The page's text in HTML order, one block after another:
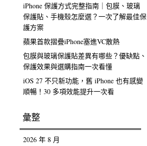
iPhone 保護方式完整指南｜包膜、玻璃
保護貼、手機殼怎麼選？一次了解最佳保
護方案
蘋果首款摺疊iPhone塞進VC散熱
包膜與玻璃保護貼差異有哪些？優缺點、
保護效果與選購指南一次看懂
iOS 27 不只新功能，舊 iPhone 也有感變
順暢！30 多項效能提升一次看
彙整
2026 年 8 月